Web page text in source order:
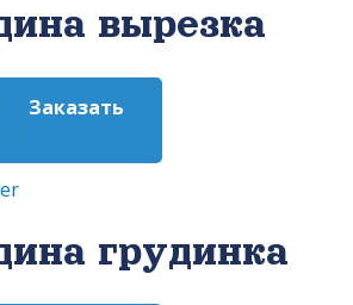
вырезка
Заказать
грудинка